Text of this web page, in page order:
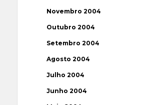
Novembro 2004
Outubro 2004
Setembro 2004
Agosto 2004
Julho 2004
Junho 2004